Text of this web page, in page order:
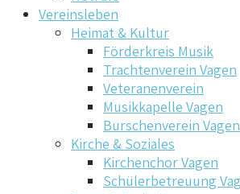
Vereinsleben
Heimat & Kultur
Förderkreis Musik
Trachtenverein Vagen
Veteranenverein
Musikkapelle Vagen
Burschenverein Vagen
Kirche & Soziales
Kirchenchor Vagen
Schülerbetreuung